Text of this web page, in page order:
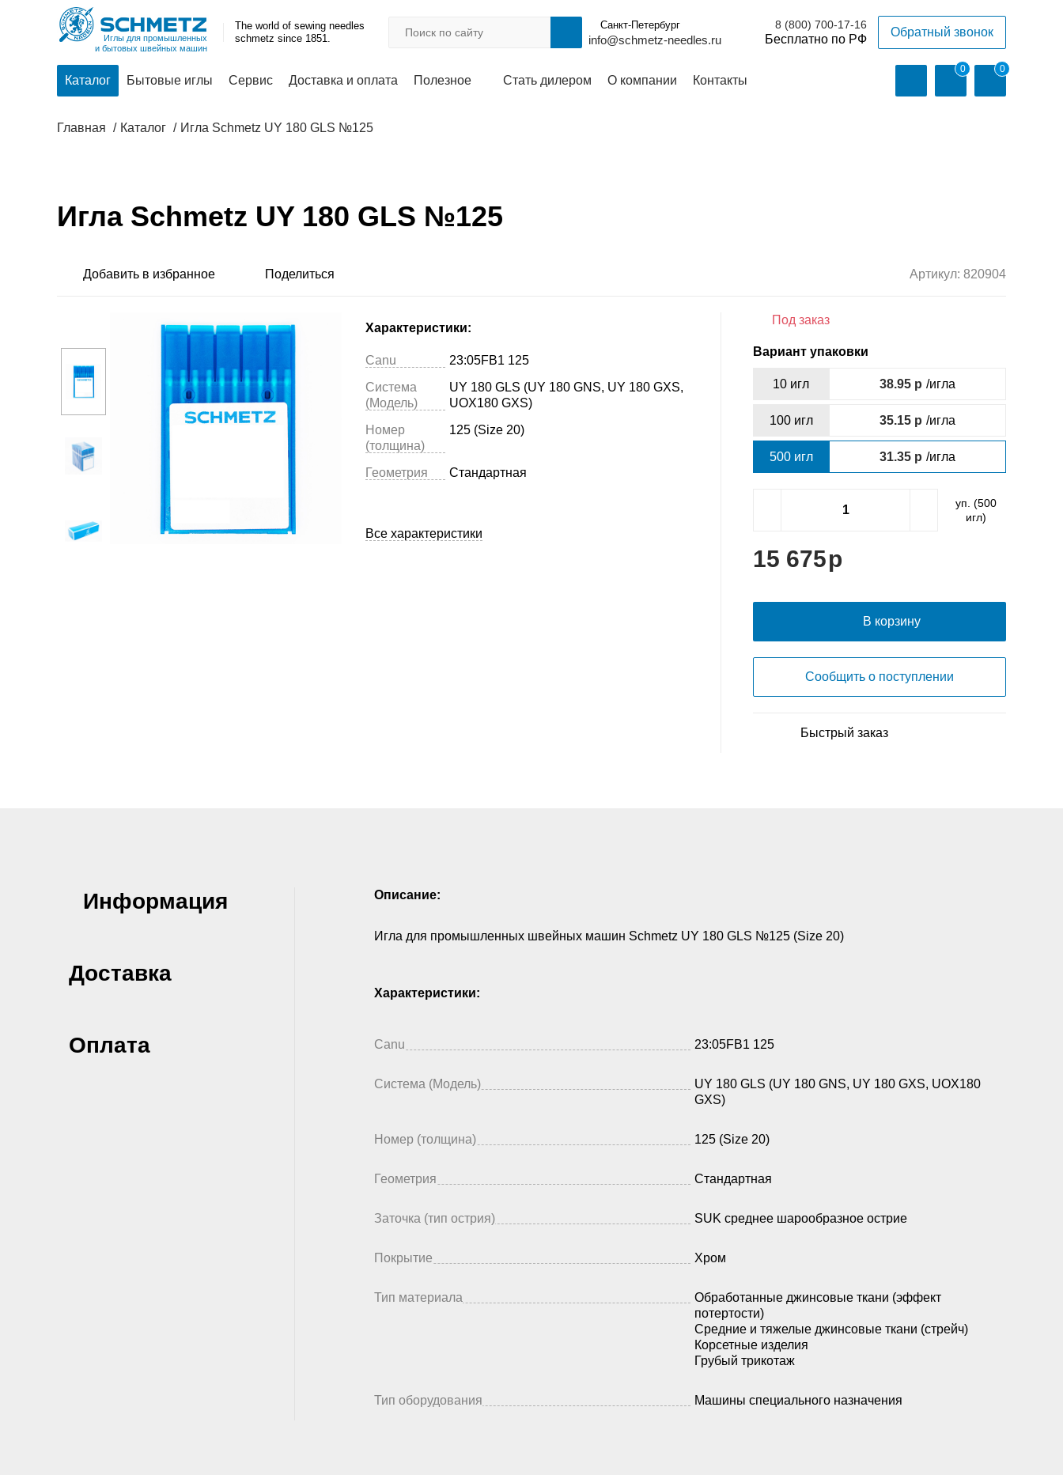
Иглы для промышленных
и бытовых швейных машин
The world of sewing needles
schmetz since 1851.
Санкт-Петербург
info@schmetz-needles.ru
8 (800) 700-17-16
Обратный звонок
Каталог Бытовые иглы Сервис Доставка и оплата Полезное Стать дилером О компании Контакты
0 0
Главная Каталог Игла Schmetz UY 180 GLS №125
Игла Schmetz UY 180 GLS №125
Артикул: 820904
Характеристики:
Canu
23:05FB1 125
Система
(Модель)
UY 180 GLS (UY 180 GNS, UY 180 GXS,
UOX180 GXS)
Номер
(толщина)
125 (Size 20)
Геометрия Стандартная
Все характеристики
Под заказ
Вариант упаковки
10 игл 38.95 /игла
100 игл 35.15 /игла
500 игл 31.35 /игла
уп. (500
игл)
15 675
В корзину
Сообщить о поступлении
Быстрый заказ
Информация
Доставка
Оплата
Описание:
Игла для промышленных швейных машин Schmetz UY 180 GLS №125 (Size 20)
Характеристики:
Canu 23:05FB1 125
Система (Модель)
UY 180 GLS (UY 180 GNS, UY 180 GXS, UOX180
GXS)
Номер (толщина) 125 (Size 20)
Геометрия Стандартная
Заточка (тип острия) SUK среднее шарообразное острие
Покрытие Хром
Тип материала
Обработанные джинсовые ткани (эффект
потертости)
Средние и тяжелые джинсовые ткани (стрейч)
Корсетные изделия
Грубый трикотаж
Тип оборудования Машины специального назначения